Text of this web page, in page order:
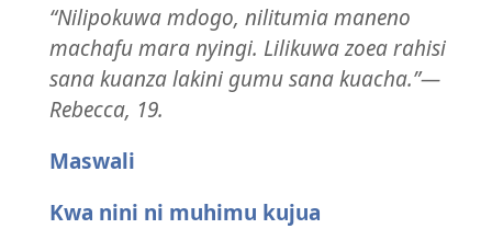
“Nilipokuwa mdogo, nilitumia maneno
machafu mara nyingi. Lilikuwa zoea rahisi
sana kuanza lakini gumu sana kuacha.”​—
Rebecca, 19.
Maswali
Kwa nini ni muhimu kujua